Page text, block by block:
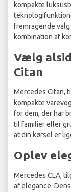
kompakte
fremragende
kombination af
Vælg
Citan
Mercedes Citan,
kompakte
for dem, der har
til familier eller
at din kørsel er
Oplev
Mercedes CLA,
af elegance.